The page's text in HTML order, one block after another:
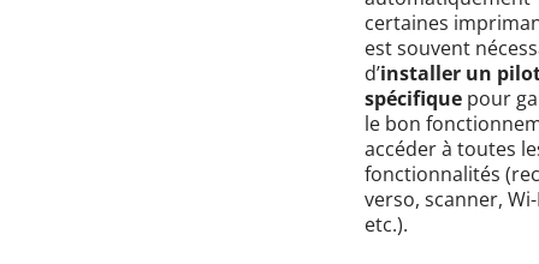
certaines
est souvent
d’installer un
spécifique pour
le bon
accéder à toutes
fonctionnalités
verso, scanner, Wi-
etc.).